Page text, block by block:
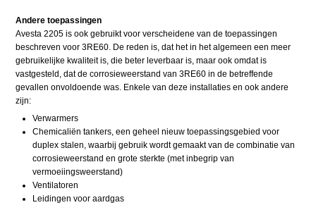
Andere toepassingen
Avesta 2205 is ook gebruikt voor verscheidene van de toepassingen
beschreven voor 3RE60. De reden is, dat het in het algemeen een meer
gebruikelijke kwaliteit is, die beter leverbaar is, maar ook omdat is
vastgesteld, dat de corrosieweerstand van 3RE60 in de betreffende
gevallen onvoldoende was. Enkele van deze installaties en ook andere
zijn:
Verwarmers
Chemicaliën tankers, een geheel nieuw toepassingsgebied voor
duplex stalen, waarbij gebruik wordt gemaakt van de combinatie van
corrosieweerstand en grote sterkte (met inbegrip van
vermoeiingsweerstand)
Ventilatoren
Leidingen voor aardgas